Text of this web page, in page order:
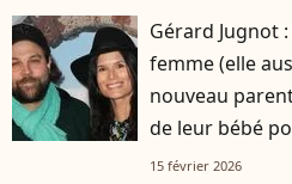
Gérard Jugnot
femme (elle
nouveau
de leur bébé
15 février 2026